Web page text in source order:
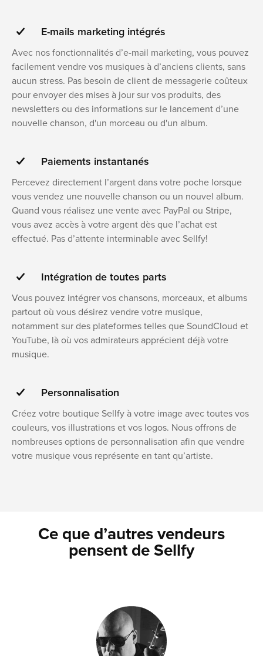
E-mails marketing intégrés
Avec nos fonctionnalités d’e-mail marketing, vous pouvez
facilement vendre vos musiques à d’anciens clients, sans
aucun stress. Pas besoin de client de messagerie coûteux
pour envoyer des mises à jour sur vos produits, des
newsletters ou des informations sur le lancement d’une
nouvelle chanson, d'un morceau ou d'un album.
Paiements instantanés
Percevez directement l’argent dans votre poche lorsque
vous vendez une nouvelle chanson ou un nouvel album.
Quand vous réalisez une vente avec PayPal ou Stripe,
vous avez accès à votre argent dès que l’achat est
effectué. Pas d’attente interminable avec Sellfy!
Intégration de toutes parts
Vous pouvez intégrer vos chansons, morceaux, et albums
partout où vous désirez vendre votre musique,
notamment sur des plateformes telles que SoundCloud et
YouTube, là où vos admirateurs apprécient déjà votre
musique.
Personnalisation
Créez votre boutique Sellfy à votre image avec toutes vos
couleurs, vos illustrations et vos logos. Nous offrons de
nombreuses options de personnalisation afin que vendre
votre musique vous représente en tant qu’artiste.
Ce que d’autres vendeurs
pensent de Sellfy